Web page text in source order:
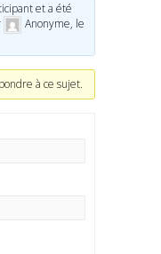
et a été
Anonyme, le
à ce sujet.